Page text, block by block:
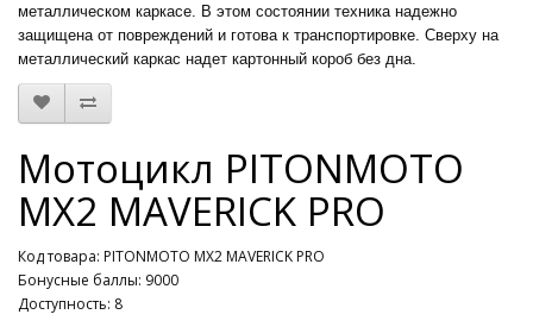
металлическом каркасе. В этом состоянии техника надежно
защищена от повреждений и готова к транспортировке. Сверху на
металлический каркас надет картонный короб без дна.
Мотоцикл PITONMOTO
MX2 MAVERICK PRO
Код товара: PITONMOTO MX2 MAVERICK PRO
Бонусные баллы: 9000
Доступность: 8